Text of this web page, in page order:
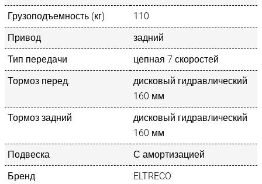
Грузоподъемность (кг)
110
Привод
задний
Тип передачи
цепная 7 скоростей
Тормоз перед.
дисковый гидравлический
160 мм
Тормоз задний
дисковый гидравлический
160 мм
Подвеска
С амортизацией
Бренд
ELTRECO